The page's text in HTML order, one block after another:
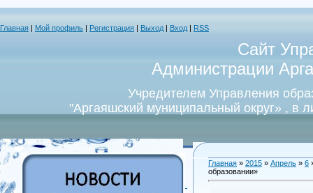
Главная Мой профиль Регистрация Выход Вход RSS
Сайт
Администрации
Учредителем Управления
"Аргаяшский муниципальный округ» , в
Главная » 2015 » Апрель » 6
образовании»